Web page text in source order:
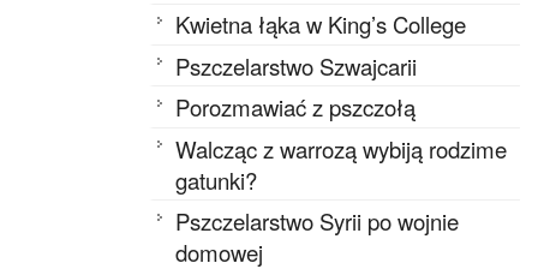
Kwietna łąka w King’s College
Pszczelarstwo Szwajcarii
Porozmawiać z pszczołą
Walcząc z warrozą wybiją rodzime
gatunki?
Pszczelarstwo Syrii po wojnie
domowej